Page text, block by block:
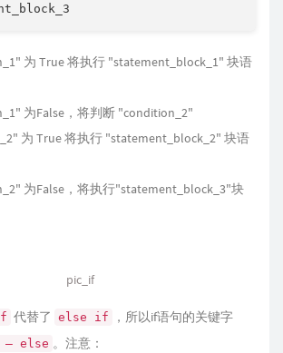
为 True 将执行 "statement_block_1" 块语
为False，将判断 "condition_2"
为 True 将执行 "statement_block_2" 块语
为False，将执行"statement_block_3"块
pic_if
代替了 else if
，所以if语句的关键字
else 。注意：